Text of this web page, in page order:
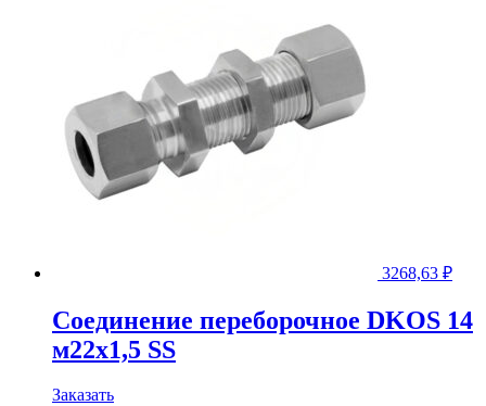
3268,63 ₽
Соединение переборочное DKOS 14
м22х1,5 SS
Заказать